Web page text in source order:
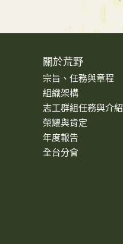
關於荒野
宗旨、任務與章程
組織架構
志工群組任務與介紹
榮耀與肯定
年度報告
全台分會